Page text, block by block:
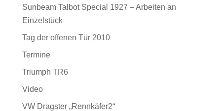
Sunbeam Talbot Special 1927 – Arbeiten an
Einzelstück
Tag der offenen Tür 2010
Termine
Triumph TR6
Video
VW Dragster „Rennkäfer2“